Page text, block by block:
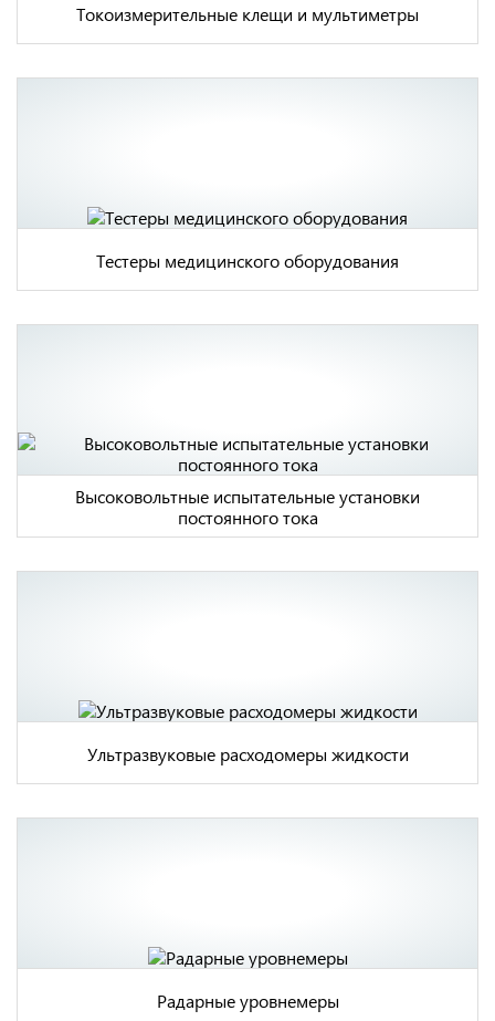
Токоизмерительные клещи и мультиметры
Тестеры медицинского оборудования
Высоковольтные испытательные установки
постоянного тока
Ультразвуковые расходомеры жидкости
Радарные уровнемеры